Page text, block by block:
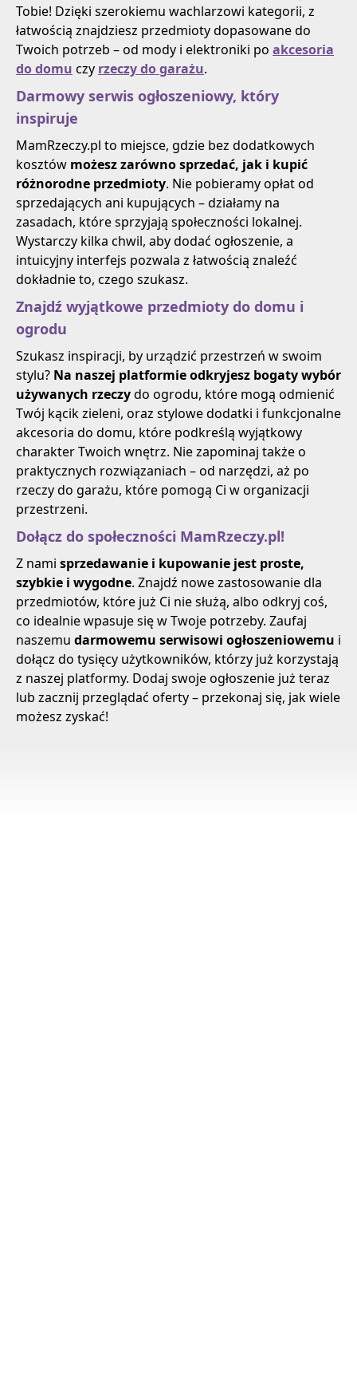
Tobie! Dzięki szerokiemu wachlarzowi kategorii, z
łatwością znajdziesz przedmioty dopasowane do
Twoich potrzeb – od mody i elektroniki po akcesoria
do domu czy rzeczy do garażu.
Darmowy serwis ogłoszeniowy, który
inspiruje
MamRzeczy.pl to miejsce, gdzie bez dodatkowych
kosztów możesz zarówno sprzedać, jak i kupić
różnorodne przedmioty. Nie pobieramy opłat od
sprzedających ani kupujących – działamy na
zasadach, które sprzyjają społeczności lokalnej.
Wystarczy kilka chwil, aby dodać ogłoszenie, a
intuicyjny interfejs pozwala z łatwością znaleźć
dokładnie to, czego szukasz.
Znajdź wyjątkowe przedmioty do domu i
ogrodu
Szukasz inspiracji, by urządzić przestrzeń w swoim
stylu? Na naszej platformie odkryjesz bogaty wybór
używanych rzeczydo ogrodu, które mogą odmienić
Twój kącik zieleni, oraz stylowe dodatki i funkcjonalne
akcesoria do domu, które podkreślą wyjątkowy
charakter Twoich wnętrz. Nie zapominaj także o
praktycznych rozwiązaniach – od narzędzi, aż po
rzeczy do garażu, które pomogą Ci w organizacji
przestrzeni.
Dołącz do społeczności MamRzeczy.pl!
Z nami sprzedawanie i kupowanie jest proste,
szybkie i wygodne. Znajdź nowe zastosowanie dla
przedmiotów, które już Ci nie służą, albo odkryj coś,
co idealnie wpasuje się w Twoje potrzeby. Zaufaj
naszemu darmowemu serwisowi ogłoszeniowemu i
dołącz do tysięcy użytkowników, którzy już korzystają
z naszej platformy. Dodaj swoje ogłoszenie już teraz
lub zacznij przeglądać oferty – przekonaj się, jak wiele
możesz zyskać!